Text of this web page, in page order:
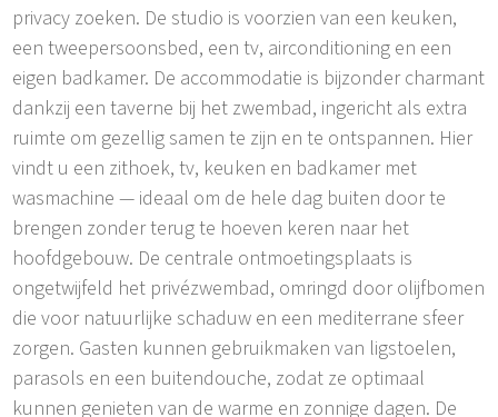
privacy zoeken. De studio is voorzien van een keuken,
een tweepersoonsbed, een tv, airconditioning en een
eigen badkamer. De accommodatie is bijzonder charmant
dankzij een taverne bij het zwembad, ingericht als extra
ruimte om gezellig samen te zijn en te ontspannen. Hier
vindt u een zithoek, tv, keuken en badkamer met
wasmachine — ideaal om de hele dag buiten door te
brengen zonder terug te hoeven keren naar het
hoofdgebouw. De centrale ontmoetingsplaats is
ongetwijfeld het privézwembad, omringd door olijfbomen
die voor natuurlijke schaduw en een mediterrane sfeer
zorgen. Gasten kunnen gebruikmaken van ligstoelen,
parasols en een buitendouche, zodat ze optimaal
kunnen genieten van de warme en zonnige dagen. De